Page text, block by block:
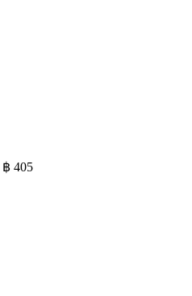
฿ 405